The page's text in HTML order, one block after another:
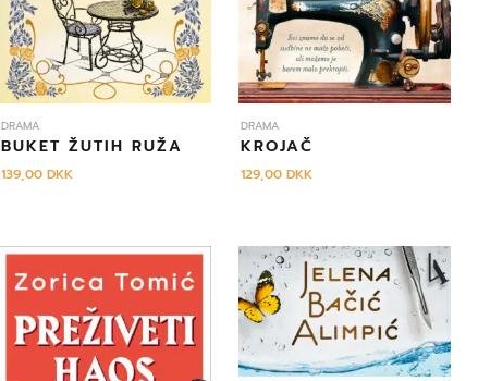
DRAMA
BUKET ŽUTIH RUŽA
139,00 DKK
DRAMA
KROJAČ
129,00DKK